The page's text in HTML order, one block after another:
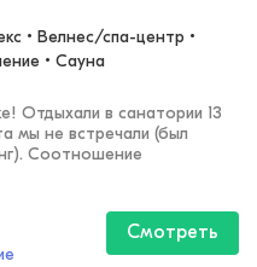
• Велнес/спа-центр •
• Сауна
Отдыхали в санатории 13
мы не встречали (был
Соотношение
Смотреть